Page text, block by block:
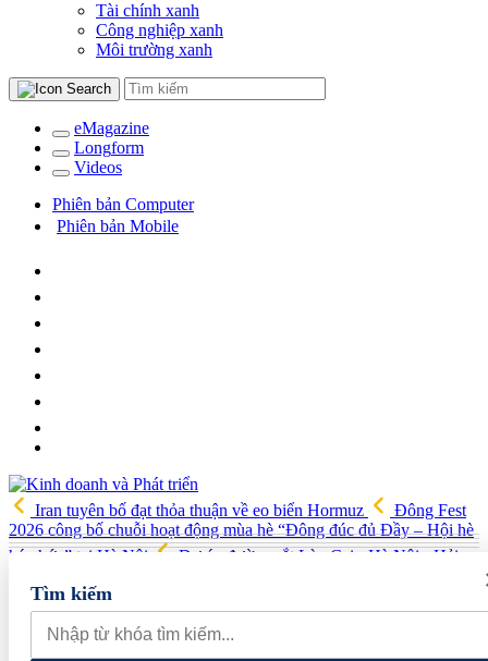
Tài chính xanh
Công nghiệp xanh
Môi trường xanh
eMagazine
Longform
Videos
Phiên bản Computer
Phiên bản Mobile
Iran tuyên bố đạt thỏa thuận về eo biển Hormuz
Đông Fest
2026 công bố chuỗi hoạt động mùa hè “Đông đúc đủ Đầy – Hội hè
háo hức” tại Hà Nội
Dự án đường sắt Lào Cai - Hà Nội - Hải
Phòng được đề xuất tăng vốn thêm 86.100 tỷ đồng
2026 mở rộng cơ hội kết nối quốc tế cho doanh nghiệp du lịch
Thủ tướng: Xây dựng một không gian mạng an toàn, tin cậy và
Tìm kiếm